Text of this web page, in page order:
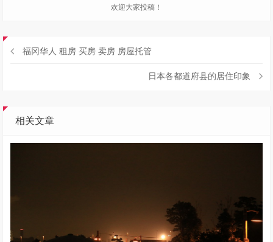
欢迎大家投稿！
福冈华人 租房 买房 卖房 房屋托管
日本各都道府县的居住印象
相关文章